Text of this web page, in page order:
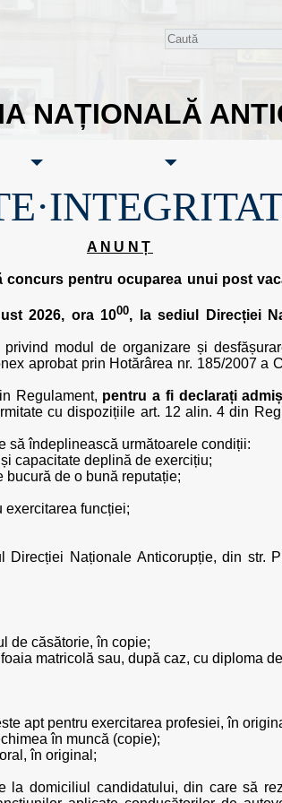
NAȚIONALĂ
ANUNȚ
concurs pentru ocuparea unui post
2026, ora 1000, la sediul Direcției
modul de organizare și
aprobat prin Hotărârea nr. 185/2007 a
Regulament, pentru a fi declarați
cu dispozițiile art. 12 alin. 4 din
să îndeplinească următoarele condiții:
capacitate deplină de exercițiu;
bucură de o bună reputație;
exercitarea funcției;
Naționale Anticorupție, din str.
de căsătorie, în copie;
matricolă sau, după caz, cu diploma
apt pentru exercitarea profesiei, în
în muncă (copie);
în original;
la domiciliul candidatului, din care să